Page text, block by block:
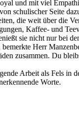
und mit viel
schulischer Seite
die weit über die
Kaffee- und
sie nicht nur bei
Herr
zusammen. Du
Arbeit als Fels
Worte.